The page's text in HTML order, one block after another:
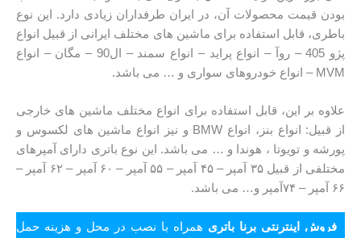
بودن قیمت محصولات آن، در ایران طرفداران زیادی دارد. این نوع
باطری، قابل استفاده برای ماشین های مختلف ایرانی از قبیل انواع
پژو 405 – روآ – انواع پراید – انواع سمند – ال90 – مگان – انواع
MVM – انواع خودروهای سواری و … می باشد.
علاوه بر این، قابل استفاده برای انواع مختلف ماشین های خارجی
از قبیل: انواع بنز، انواع BMW و نیز انواع ماشین های لکسوس و
پورشه و تویوتا ، هوندا و … می باشد. این نوع باتری دارای آمپرهای
مختلفی از قبیل ۳۵ آمپر – ۴۵ آمپر – ۵۵ آمپر – ۶۰ آمپر – ۶۲ آمپر –
۶۶ آمپر – ۷۴آمپر و… می باشد.
فروش اینترنتی برنا باتری همراه با نصب در محل و هزینه حمل